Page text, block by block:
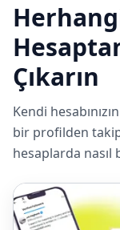
Çıkarın
Kendi
bir profilden
hesaplarda